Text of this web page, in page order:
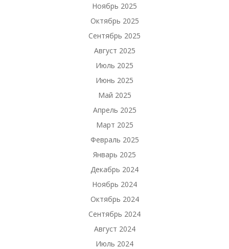
Ноябрь 2025
Октябрь 2025
Сентябрь 2025
Август 2025
Июль 2025
Июнь 2025
Май 2025
Апрель 2025
Март 2025
Февраль 2025
Январь 2025
Декабрь 2024
Ноябрь 2024
Октябрь 2024
Сентябрь 2024
Август 2024
Июль 2024